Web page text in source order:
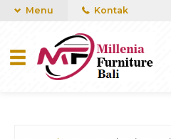
Menu Kontak